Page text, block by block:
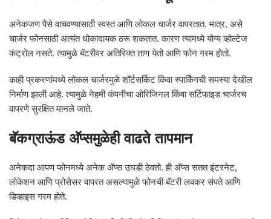
अनेकजण पैसे वाचवण्यासाठी स्वस्त आणि लोकल चार्जर वापरतात. मात्र, असे
चार्जर फोनसाठी अत्यंत धोकादायक ठरू शकतात. कारण त्यामध्ये योग्य व्होल्टेज
कंट्रोल नसते. त्यामुळे बॅटरीवर अतिरिक्त ताण येतो आणि फोन गरम होतो.
काही प्रकरणांमध्ये लोकल चार्जरमुळे शॉर्टसर्किट किंवा स्पार्किंगची समस्या देखील
निर्माण झाली आहे. त्यामुळे नेहमी कंपनीचा ओरिजिनल किंवा सर्टिफाइड चार्जरच
वापरणे सुरक्षित मानले जाते.
बॅकग्राऊंड अ‍ॅप्समुळेही वाढते तापमान
अनेकदा आपण फोनमध्ये अनेक अ‍ॅप्स उघडी ठेवतो. ही अ‍ॅप्स सतत इंटरनेट,
लोकेशन आणि प्रोसेसर वापरत असल्यामुळे फोनची बॅटरी लवकर संपते आणि
डिव्हाइस गरम होते.